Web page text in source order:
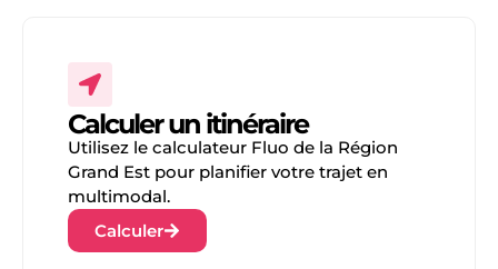
Calculer un itinéraire
Utilisez le calculateur Fluo de la Région
Grand Est pour planifier votre trajet en
multimodal.
Calculer